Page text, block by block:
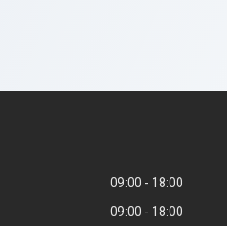
09:00
18:00
09:00
18:00